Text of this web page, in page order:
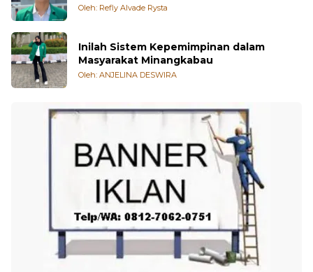
Oleh: Refly Alvade Rysta
Inilah Sistem Kepemimpinan dalam
Masyarakat Minangkabau
Oleh: ANJELINA DESWIRA